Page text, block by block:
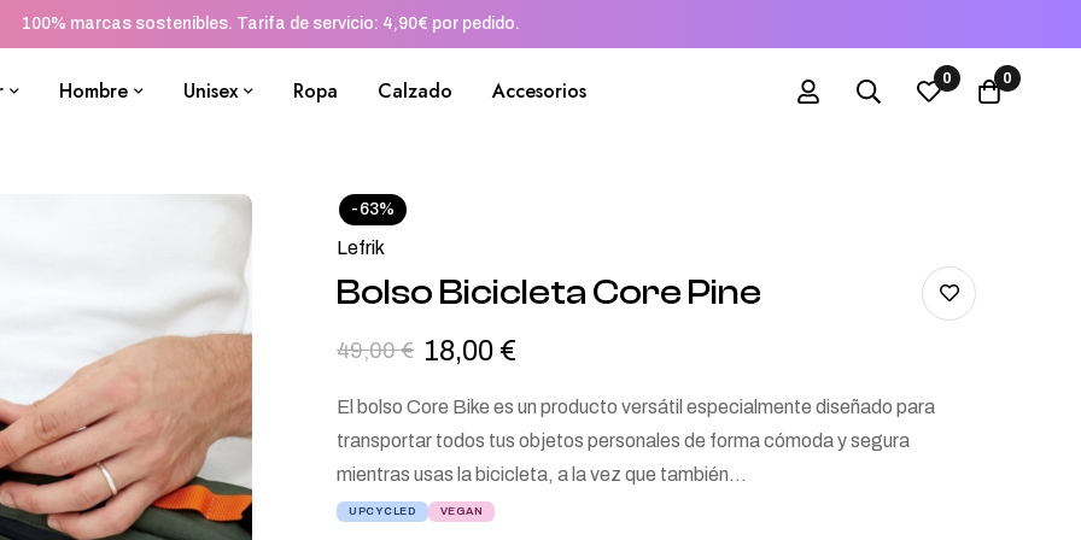
100% marcas sostenibles. Tarifa de servicio: 4,90€ por pedido.
Hombre Unisex Ropa Calzado Accesorios 0 0
-63%
Lefrik
Bolso Bicicleta Core Pine
49,00€ 18,00€
El bolso Core Bike es un producto versátil especialmente diseñado para
transportar todos tus objetos personales de forma cómoda y segura
mientras usas la bicicleta, a la vez que también…
UPCYCLED VEGAN